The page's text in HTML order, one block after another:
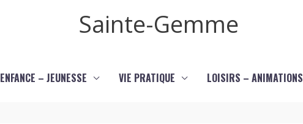
Sainte-Gemme
ENFANCE – JEUNESSE VIE PRATIQUE LOISIRS – ANIMATIONS